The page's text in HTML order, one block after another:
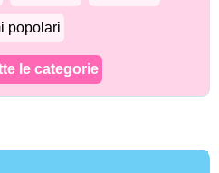
popolari
le categorie